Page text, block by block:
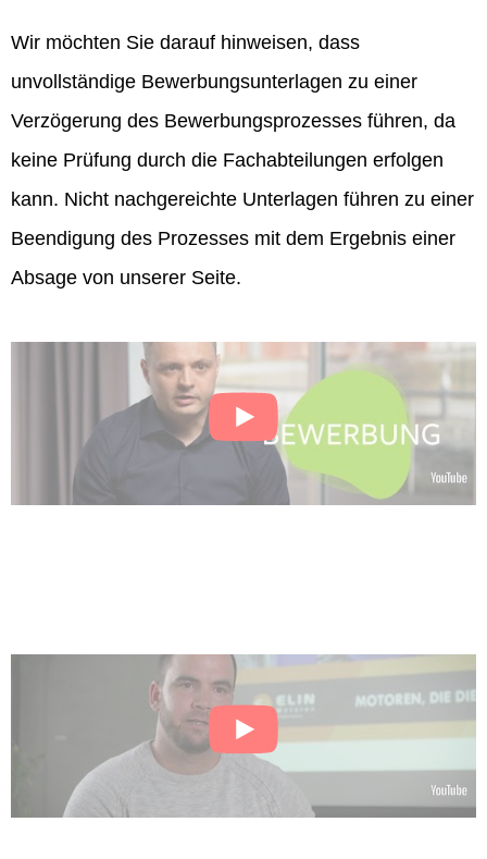
Wir möchten Sie darauf hinweisen, dass
unvollständige Bewerbungsunterlagen zu einer
Verzögerung des Bewerbungsprozesses führen, da
keine Prüfung durch die Fachabteilungen erfolgen
kann. Nicht nachgereichte Unterlagen führen zu einer
Beendigung des Prozesses mit dem Ergebnis einer
Absage von unserer Seite.